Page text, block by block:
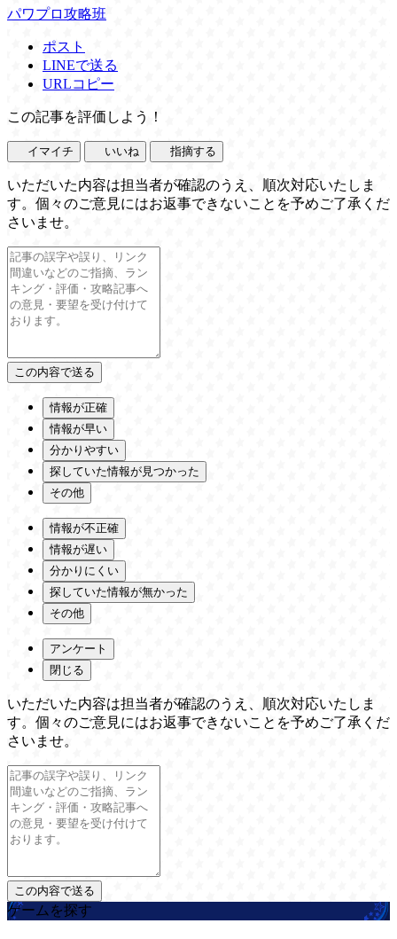
パワプロ攻略班
ポスト
LINEで送る
URLコピー
この記事を評価しよう！
イマイチ いいね 指摘する
いただいた内容は担当者が確認のうえ、順次対応いたしま
す。個々のご意見にはお返事できないことを予めご了承くだ
さいませ。
情報が正確
情報が早い
分かりやすい
探していた情報が見つかった
その他
情報が不正確
情報が遅い
分かりにくい
探していた情報が無かった
その他
アンケート
閉じる
いただいた内容は担当者が確認のうえ、順次対応いたしま
す。個々のご意見にはお返事できないことを予めご了承くだ
さいませ。
ゲームを探す